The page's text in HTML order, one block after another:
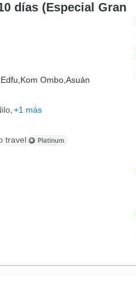
días (Especial Gran
Edfu, Kom Ombo, Asuán
+1 más
travel